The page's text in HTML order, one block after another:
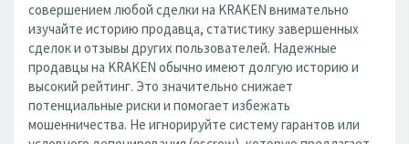
совершением любой сделки на KRAKEN внимательно
изучайте историю продавца, статистику завершенных
сделок и отзывы других пользователей. Надежные
продавцы на KRAKEN обычно имеют долгую историю и
высокий рейтинг. Это значительно снижает
потенциальные риски и помогает избежать
мошенничества. Не игнорируйте систему гарантов или